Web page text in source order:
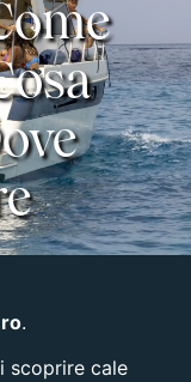
.
scoprire cale